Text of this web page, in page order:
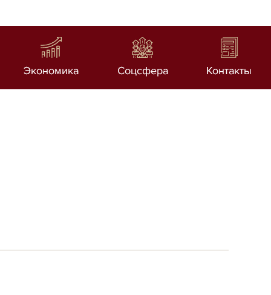
Экономика Соцсфера Контакты